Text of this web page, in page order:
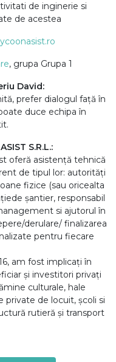
de inginerie si
de acestea
, grupa Grupa 1
David:
prefer dialogul față în
duce echipa în
S.R.L.:
oferă asistență tehnică
de tipul lor: autorități
fizice (sau oricealta
șantier, responsabil
si ajutorul în
derulare/ finalizarea
pentru fiecare
am fost implicați în
și investitori privați
culturale, hale
private de locuit, școli si
rutieră și transport